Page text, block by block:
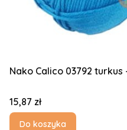
Nako Calico 03792 turkus
Cena
15,87 zł
Do koszyka